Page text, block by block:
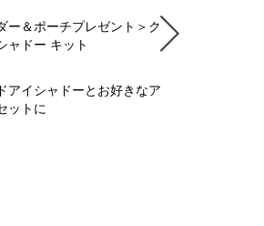
ー＆ポーチプレゼント＞ク
ャドー キット
アイシャドーとお好きなア
ットに